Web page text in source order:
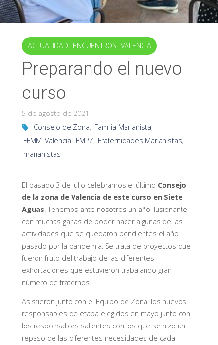
ACTUALIDAD, ENCUENTROS, VALENCIA
Preparando el nuevo
curso
5 de agosto de 2021
Consejo de Zona, Familia Marianista,
FFMM_Valencia, FMPZ, Fraternidades Marianistas,
marianistas
El pasado 3 de julio celebramos el último Consejo
de la zona de Valencia de este curso en Siete
Aguas. Tenemos ante nosotros un año ilusionante
con muchas ganas de poder hacer algunas de las
actividades que se quedaron pendientes el año
pasado por la pandemia. Se trata de proyectos que
fueron fruto del trabajo de las diferentes
exhortaciones que estuvieron trabajando gran
número de fraternos.
Asistieron junto con el Equipo de Zona, los nuevos
responsables de etapa elegidos en mayo junto con
los responsables salientes con los que se hizo un
repaso de las diferentes necesidades de cada